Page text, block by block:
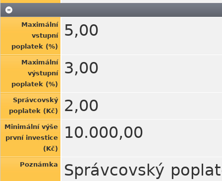
Maximální
vstupní
poplatek (%)
5,00
Maximální
výstupní
poplatek (%)
3,00
Správcovský
poplatek (Kč)
2,00
Minimální výše
první investice
(Kč)
10.000,00
Poznámka
Správcovský